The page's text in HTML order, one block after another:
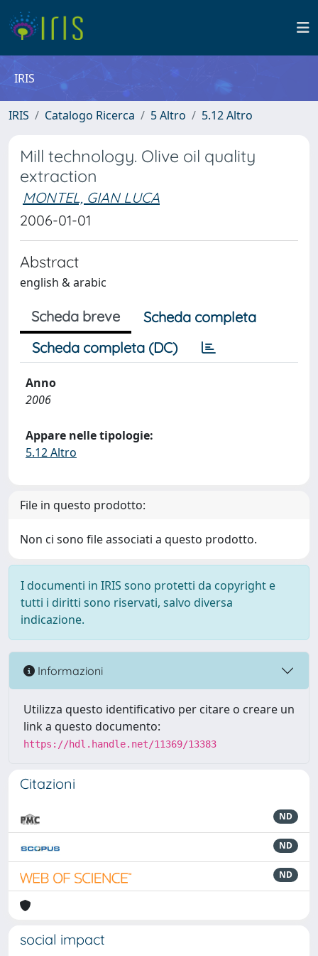
IRIS
IRIS Catalogo Ricerca 5 Altro 5.12 Altro
Mill technology. Olive oil quality
extraction
MONTEL, GIAN LUCA
2006-01-01
Abstract
english & arabic
Scheda breve
Scheda completa
Scheda completa (DC)
Anno
2006
Appare nelle tipologie:
5.12 Altro
File in questo prodotto:
Non ci sono file associati a questo prodotto.
I documenti in IRIS sono protetti da copyright e
tutti i diritti sono riservati, salvo diversa
indicazione.
Informazioni
Utilizza questo identificativo per citare o creare un
link a questo documento:
https://hdl.handle.net/11369/13383
Citazioni
ND
ND
ND
social impact